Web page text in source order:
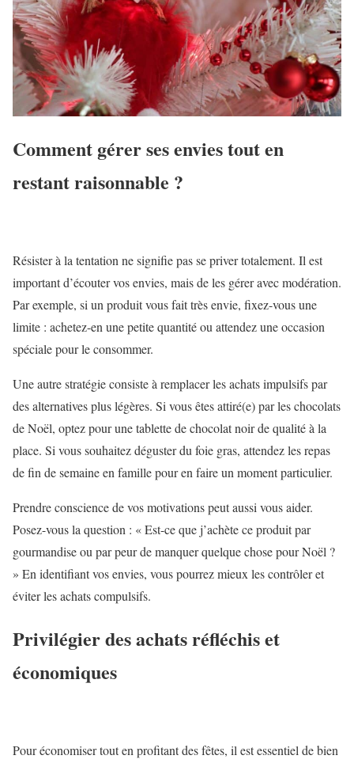
Comment gérer ses envies tout en
restant raisonnable ?
Résister à la tentation ne signifie pas se priver totalement. Il est
important d’écouter vos envies, mais de les gérer avec modération.
Par exemple, si un produit vous fait très envie, fixez-vous une
limite : achetez-en une petite quantité ou attendez une occasion
spéciale pour le consommer.
Une autre stratégie consiste à remplacer les achats impulsifs par
des alternatives plus légères. Si vous êtes attiré(e) par les chocolats
de Noël, optez pour une tablette de chocolat noir de qualité à la
place. Si vous souhaitez déguster du foie gras, attendez les repas
de fin de semaine en famille pour en faire un moment particulier.
Prendre conscience de vos motivations peut aussi vous aider.
Posez-vous la question : « Est-ce que j’achète ce produit par
gourmandise ou par peur de manquer quelque chose pour Noël ?
» En identifiant vos envies, vous pourrez mieux les contrôler et
éviter les achats compulsifs.
Privilégier des achats réfléchis et
économiques
Pour économiser tout en profitant des fêtes, il est essentiel de bien